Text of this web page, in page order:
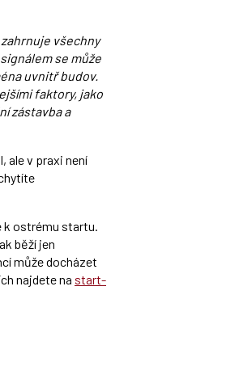
všechny
se může
uvnitř budov.
faktory, jako
zástavba a
ale v praxi není
ostrému startu.
běží jen
může docházet
najdete na start-